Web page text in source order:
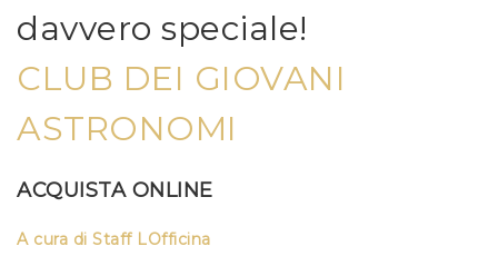
davvero speciale!
CLUB DEI GIOVANI
ASTRONOMI
ACQUISTA ONLINE
A cura di Staff LOfficina